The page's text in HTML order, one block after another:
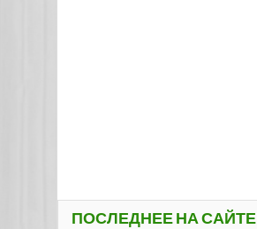
ПОСЛЕДНЕЕ НА САЙТЕ